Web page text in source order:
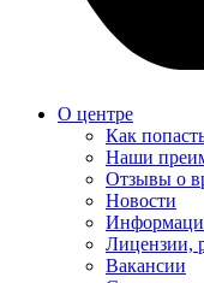
О центре
Как
Наши
Отзывы о
Новости
Лицензии,
Вакансии